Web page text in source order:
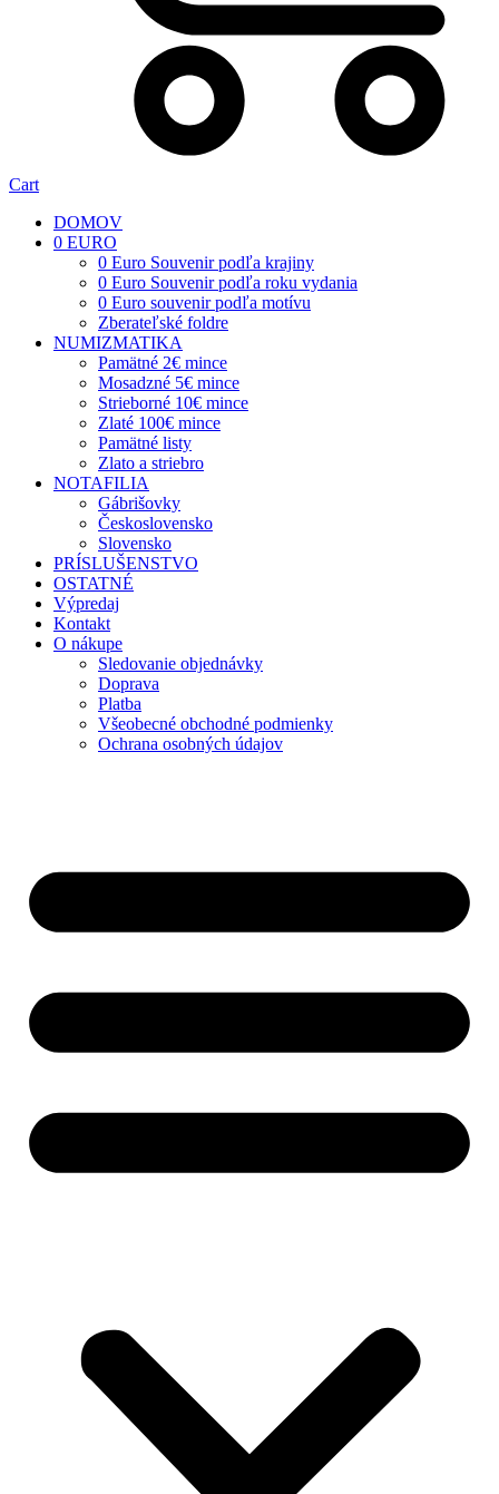
Cart
DOMOV
0 EURO
0 Euro Souvenir podľa krajiny
0 Euro Souvenir podľa roku vydania
0 Euro souvenir podľa motívu
Zberateľské foldre
NUMIZMATIKA
Pamätné 2€ mince
Mosadzné 5€ mince
Strieborné 10€ mince
Zlaté 100€ mince
Pamätné listy
Zlato a striebro
NOTAFILIA
Gábrišovky
Československo
Slovensko
PRÍSLUŠENSTVO
OSTATNÉ
Výpredaj
Kontakt
O nákupe
Sledovanie objednávky
Doprava
Platba
Všeobecné obchodné podmienky
Ochrana osobných údajov